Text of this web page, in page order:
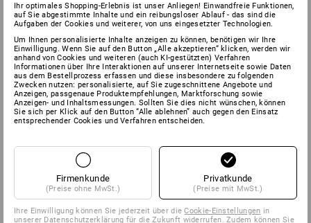
Ihr optimales Shopping-Erlebnis ist unser Anliegen! Einwandfreie Funktionen,
auf Sie abgestimmte Inhalte und ein reibungsloser Ablauf - das sind die
Aufgaben der Cookies und weiterer, von uns eingesetzter Technologien.
Um Ihnen personalisierte Inhalte anzeigen zu können, benötigen wir Ihre
Einwilligung. Wenn Sie auf den Button „Alle akzeptieren“ klicken, werden wir
anhand von Cookies und weiteren (auch KI-gestützten) Verfahren
Informationen über Ihre Interaktionen auf unserer Internetseite sowie Daten
aus dem Bestellprozess erfassen und diese insbesondere zu folgenden
Zwecken nutzen: personalisierte, auf Sie zugeschnittene Angebote und
Anzeigen, passgenaue Produktempfehlungen, Marktforschung sowie
Anzeigen- und Inhaltsmessungen. Sollten Sie dies nicht wünschen, können
Sie sich per Klick auf den Button “Alle ablehnen” auch gegen den Einsatz
entsprechender Cookies und Verfahren entscheiden.
Firmenkunde
(Preise ohne MwSt.)
Privatkunde
(Preise mit MwSt.)
Ihre Einwilligung können Sie jederzeit über dieCookie-Einstellungen in
unserer Datenschutzerklärung für die Zukunft widerrufen. Zudem können Sie